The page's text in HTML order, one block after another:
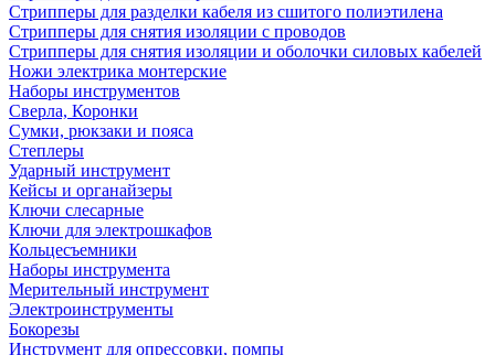
Стрипперы для разделки кабеля из сшитого полиэтилена
Cтрипперы для снятия изоляции с проводов
Стрипперы для снятия изоляции и оболочки силовых кабелей
Ножи электрика монтерские
Наборы инструментов
Сверла, Коронки
Сумки, рюкзаки и пояса
Степлеры
Ударный инструмент
Кейсы и органайзеры
Ключи слесарные
Ключи для электрошкафов
Кольцесъемники
Наборы инструмента
Мерительный инструмент
Электроинструменты
Бокорезы
Инструмент для опрессовки, помпы